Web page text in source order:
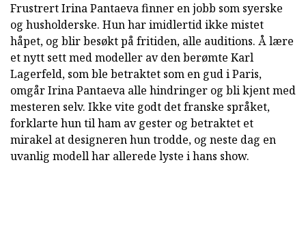
Frustrert Irina Pantaeva finner en jobb som syerske
og husholderske. Hun har imidlertid ikke mistet
håpet, og blir besøkt på fritiden, alle auditions. Å lære
et nytt sett med modeller av den berømte Karl
Lagerfeld, som ble betraktet som en gud i Paris,
omgår Irina Pantaeva alle hindringer og bli kjent med
mesteren selv. Ikke vite godt det franske språket,
forklarte hun til ham av gester og betraktet et
mirakel at designeren hun trodde, og neste dag en
uvanlig modell har allerede lyste i hans show.